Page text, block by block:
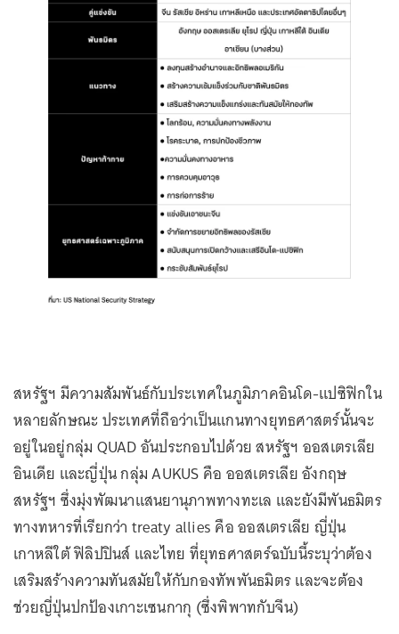
สหรัฐฯ มีความสัมพันธ์กับประเทศในภูมิภาคอินโด-แปซิฟิกใน
หลายลักษณะ ประเทศที่ถือว่าเป็นแกนทางยุทธศาสตร์นั้นจะ
อยู่ในอยู่กลุ่ม QUAD อันประกอบไปด้วย สหรัฐฯ ออสเตรเลีย
อินเดีย และญี่ปุ่น กลุ่ม AUKUS คือ ออสเตรเลีย อังกฤษ
สหรัฐฯ ซึ่งมุ่งพัฒนาแสนยานุภาพทางทะเล และยังมีพันธมิตร
ทางทหารที่เรียกว่า treaty allies คือ ออสเตรเลีย ญี่ปุ่น
เกาหลีใต้ ฟิลิปปินส์ และไทย ที่ยุทธศาสตร์ฉบับนี้ระบุว่าต้อง
เสริมสร้างความทันสมัยให้กับกองทัพพันธมิตร และจะต้อง
ช่วยญี่ปุ่นปกป้องเกาะเซนกากุ (ซึ่งพิพาทกับจีน)